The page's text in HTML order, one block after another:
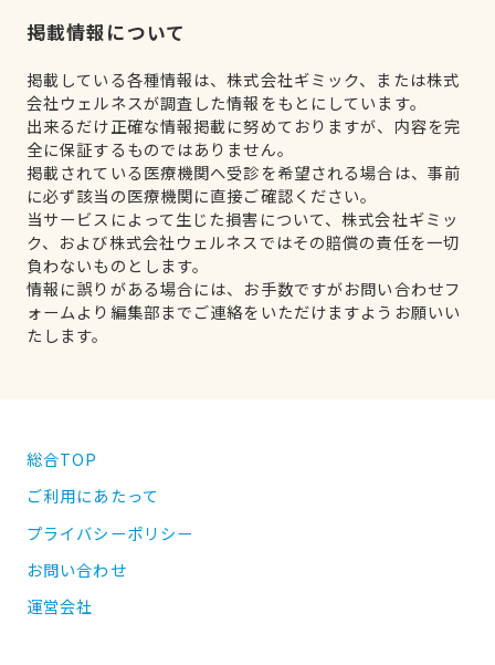
掲載情報について
掲載している各種情報は、株式会社ギミック、または株式
会社ウェルネスが調査した情報をもとにしています。
出来るだけ正確な情報掲載に努めておりますが、内容を完
全に保証するものではありません。
掲載されている医療機関へ受診を希望される場合は、事前
に必ず該当の医療機関に直接ご確認ください。
当サービスによって生じた損害について、株式会社ギミッ
ク、および株式会社ウェルネスではその賠償の責任を一切
負わないものとします。
情報に誤りがある場合には、お手数ですがお問い合わせフ
ォームより編集部までご連絡をいただけますようお願いい
たします。
総合TOP
ご利用にあたって
プライバシーポリシー
お問い合わせ
運営会社